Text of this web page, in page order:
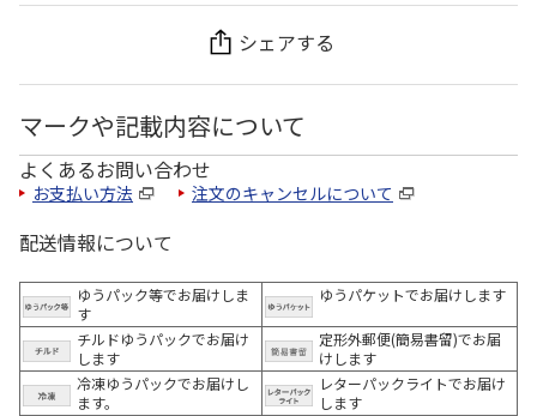
シェアする
マークや記載内容について
よくあるお問い合わせ
お支払い方法 注文のキャンセルについて
配送情報について
ゆうパック等でお届けしま
す
ゆうパケットでお届けします
チルドゆうパックでお届け
します
定形外郵便(簡易書留)でお届
けします
冷凍ゆうパックでお届けし
ます。
レターパックライトでお届け
します